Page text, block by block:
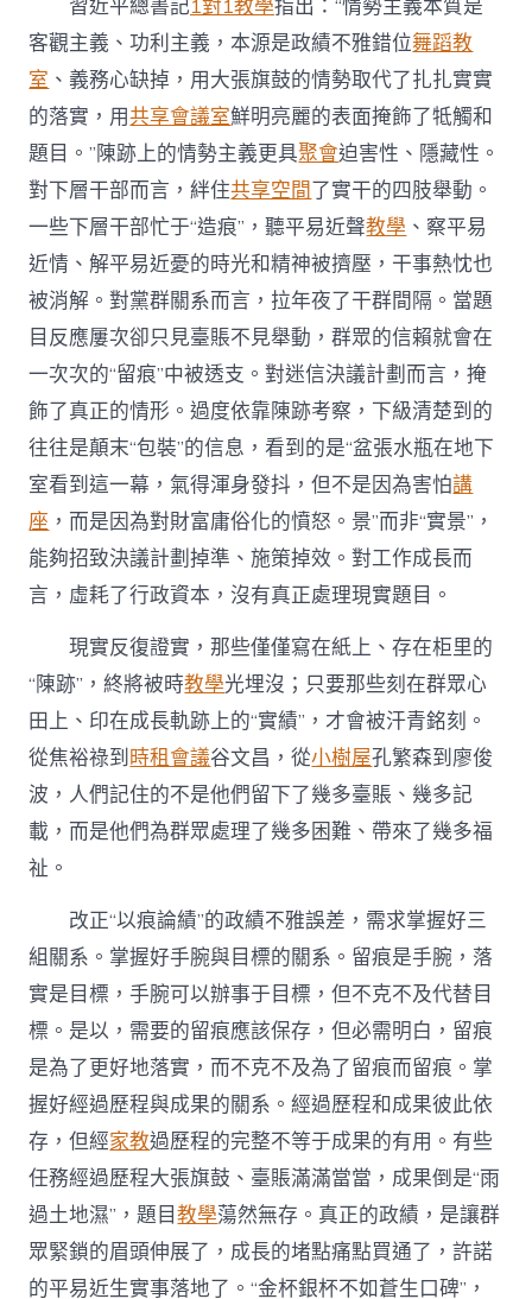
習近平總書記1對1教學指出：“情勢主義本質是
客觀主義、功利主義，本源是政績不雅錯位舞蹈教
室 、義務心缺掉，用大張旗鼓的情勢取代了扎扎實實
的落實，用共享會議室鮮明亮麗的表面掩飾了牴觸和
題目。”陳跡上的情勢主義更具聚會迫害性、隱藏性。
對下層干部而言，絆住共享空間了實干的四肢舉動。
一些下層干部忙于“造痕”，聽平易近聲教學 、察平易
近情、解平易近憂的時光和精神被擠壓，干事熱忱也
被消解。對黨群關系而言，拉年夜了干群間隔。當題
目反應屢次卻只見臺賬不見舉動，群眾的信賴就會在
一次次的“留痕”中被透支。對迷信決議計劃而言，掩
飾了真正的情形。過度依靠陳跡考察，下級清楚到的
往往是顛末“包裝”的信息，看到的是“盆張水瓶在地下
室看到這一幕，氣得渾身發抖，但不是因為害怕講
座 ，而是因為對財富庸俗化的憤怒。景”而非“實景”，
能夠招致決議計劃掉準、施策掉效。對工作成長而
言，虛耗了行政資本，沒有真正處理現實題目。
現實反復證實，那些僅僅寫在紙上、存在柜里的
“陳跡”，終將被時教學光埋沒；只要那些刻在群眾心
田上、印在成長軌跡上的“實績”，才會被汗青銘刻。
從焦裕祿到時租會議谷文昌，從小樹屋孔繁森到廖俊
波，人們記住的不是他們留下了幾多臺賬、幾多記
載，而是他們為群眾處理了幾多困難、帶來了幾多福
祉。
改正“以痕論績”的政績不雅誤差，需求掌握好三
組關系。掌握好手腕與目標的關系。留痕是手腕，落
實是目標，手腕可以辦事于目標，但不克不及代替目
標。是以，需要的留痕應該保存，但必需明白，留痕
是為了更好地落實，而不克不及為了留痕而留痕。掌
握好經過歷程與成果的關系。經過歷程和成果彼此依
存，但經家教過歷程的完整不等于成果的有用。有些
任務經過歷程大張旗鼓、臺賬滿滿當當，成果倒是“雨
過土地濕”，題目教學蕩然無存。真正的政績，是讓群
眾緊鎖的眉頭伸展了，成長的堵點痛點買通了，許諾
的平易近生實事落地了。“金杯銀杯不如蒼生口碑”，